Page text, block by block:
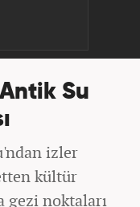
Su
izler
kültür
gezi noktaları